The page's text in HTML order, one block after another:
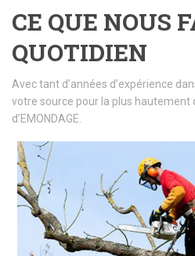
CE QUE NOUS
QUOTIDIEN
Avec tant d’années d’expérience
votre source pour la plus hautement
d’EMONDAGE.